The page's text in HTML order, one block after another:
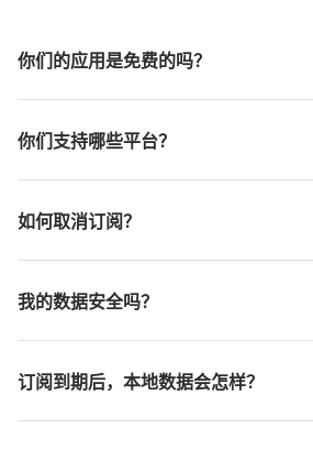
你们的应用是免费的吗？
购买时显示。
你们支持哪些平台？
如何取消订阅？
我的数据安全吗？
用户数据。所有处理尽可能在您的设备本
订阅到期后，本地数据会怎样？